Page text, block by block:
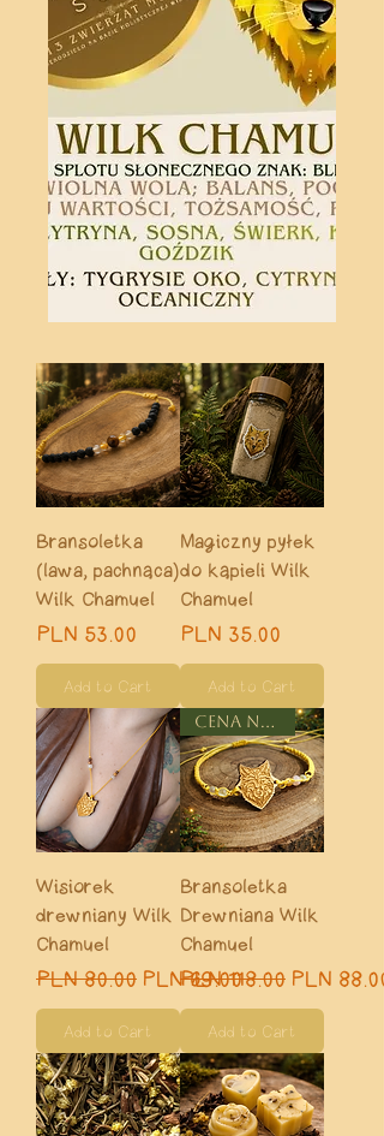
Bransoletka
(lawa, pachnąca)
Wilk Chamuel
Price
PLN 53.00
Add to Cart
Magiczny pyłek
do kąpieli Wilk
Chamuel
Price
PLN 35.00
Add to Cart
Wisiorek
drewniany Wilk
Chamuel
Regular Price
PLN 80.00 Sale Price
PLN 69.00
Add to Cart
CENA NA START
Bransoletka
Drewniana Wilk
Chamuel
Regular Price
PLN 118.00 Sale Price
PLN 88.00
Add to Cart